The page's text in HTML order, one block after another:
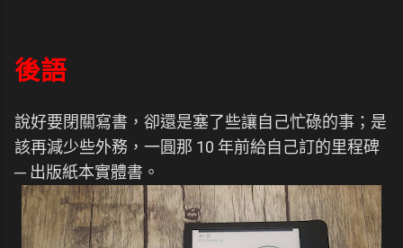
後語
說好要閉關寫書，卻還是塞了些讓自己忙碌的事；是
該再減少些外務，一圓那 10 年前給自己訂的里程碑
─ 出版紙本實體書。